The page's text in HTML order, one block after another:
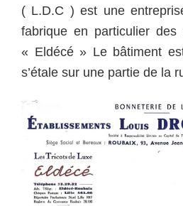
( L.D.C ) est une
fabrique en particulier
« Eldécé » Le bâtiment
s’étale sur une partie de la